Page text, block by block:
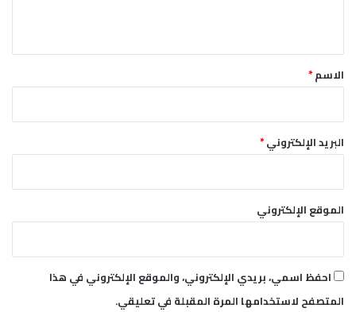
ة
*الاسم*
البريد الإلكتروني*
الموقع الإلكتروني
احفظ اسمي، بريدي الإلكتروني، والموقع الإلكتروني في هذا
المتصفح لاستخدامها المرة المقبلة في تعليقي.